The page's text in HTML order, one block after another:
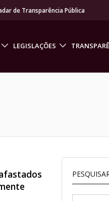
de Transparência Pública
LEGISLAÇÕES